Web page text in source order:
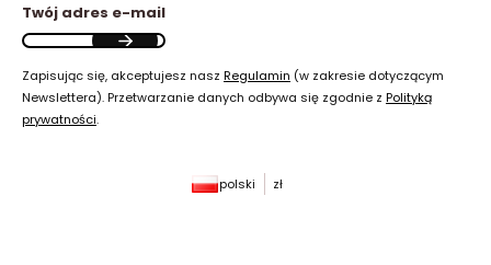
Twój adres e-mail
Zapisując się, akceptujesz nasz Regulamin (w zakresie dotyczącym
Newslettera). Przetwarzanie danych odbywa się zgodnie z Polityką
prywatności.
polski zł